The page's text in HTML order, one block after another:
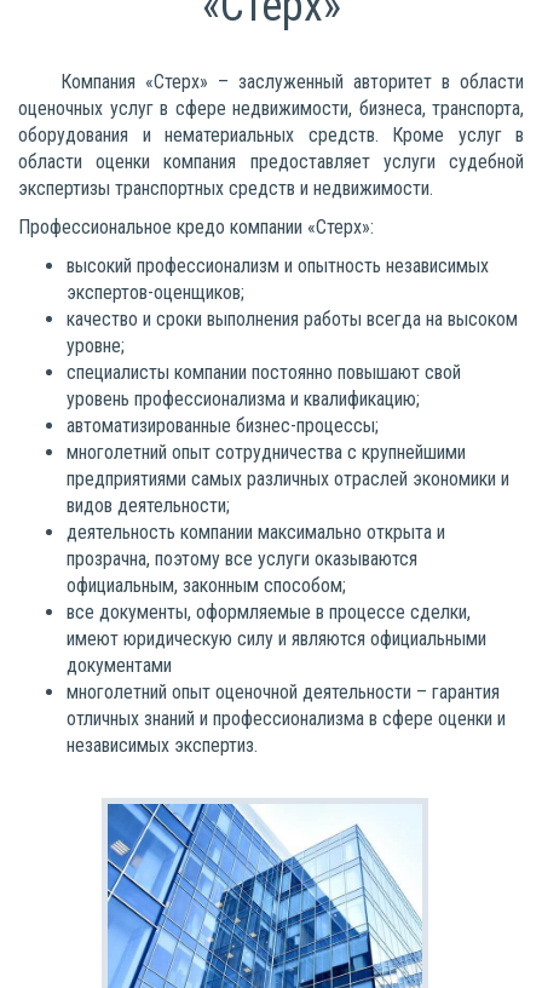
Компания «Стерх» – заслуженный авторитет в области
оценочных услуг в сфере недвижимости, бизнеса, транспорта,
оборудования и нематериальных средств. Кроме услуг в
области оценки компания предоставляет услуги судебной
экспертизы транспортных средств и недвижимости.
Профессиональное кредо компании «Стерх»:
высокий профессионализм и опытность независимых
экспертов-оценщиков;
качество и сроки выполнения работы всегда на высоком
уровне;
специалисты компании постоянно повышают свой
уровень профессионализма и квалификацию;
автоматизированные бизнес-процессы;
многолетний опыт сотрудничества с крупнейшими
предприятиями самых различных отраслей экономики и
видов деятельности;
деятельность компании максимально открыта и
прозрачна, поэтому все услуги оказываются
официальным, законным способом;
все документы, оформляемые в процессе сделки,
имеют юридическую силу и являются официальными
документами
многолетний опыт оценочной деятельности – гарантия
отличных знаний и профессионализма в сфере оценки и
независимых экспертиз.